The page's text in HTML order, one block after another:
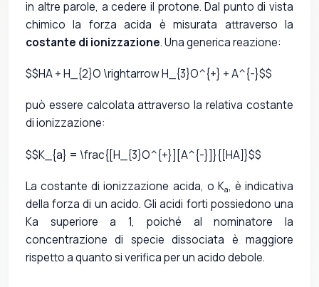
in altre parole, a cedere il protone. Dal punto di vista
chimico la forza acida è misurata attraverso la
costante di ionizzazione. Una generica reazione:
$$HA + H_{2}O \rightarrow H_{3}O^{+} + A^{-}$$
può essere calcolata attraverso la relativa costante
di ionizzazione:
$$K_{a} = \frac{[H_{3}O^{+}][A^{-}]}{[HA]}$$
La costante di ionizzazione acida, o Ka, è indicativa
della forza di un acido. Gli acidi forti possiedono una
Ka superiore a 1, poiché al nominatore la
concentrazione di specie dissociata è maggiore
rispetto a quanto si verifica per un acido debole.